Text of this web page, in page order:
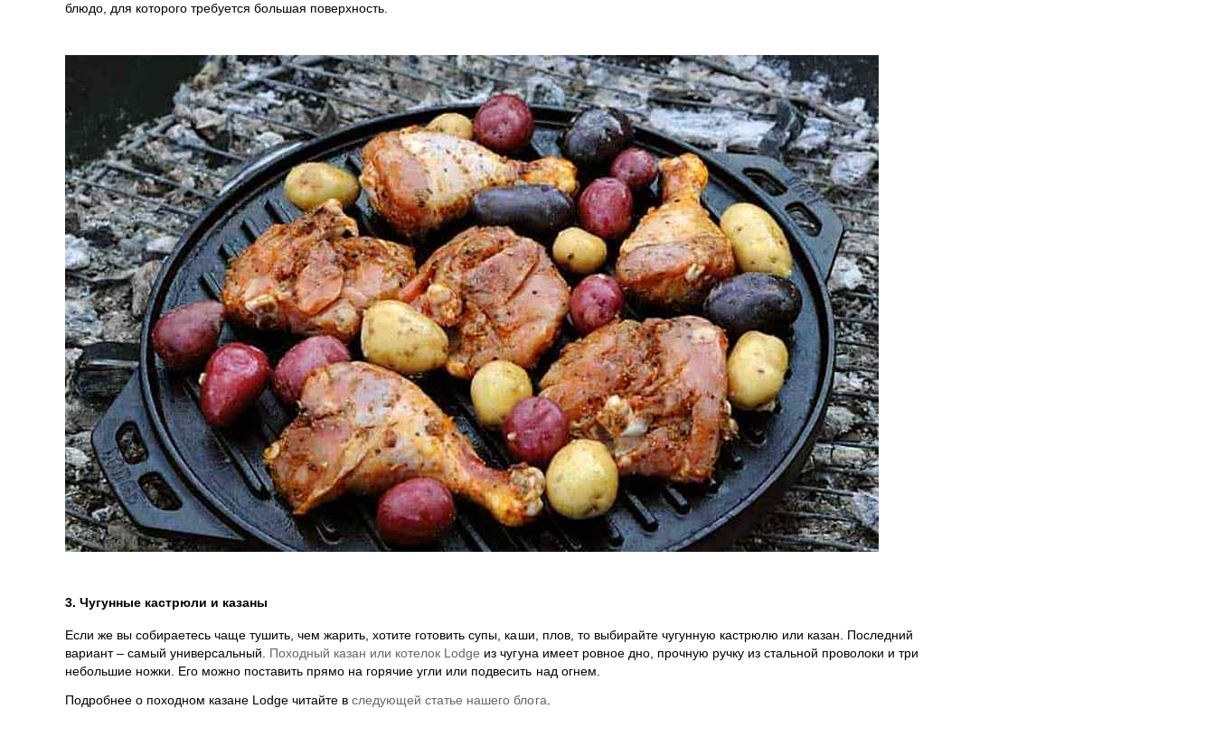
блюдо, для которого требуется большая поверхность.
3. Чугунные кастрюли и казаны
Если же вы собираетесь чаще тушить, чем жарить, хотите готовить супы, каши, плов, то выбирайте чугунную кастрюлю или казан. Последний
вариант – самый универсальный. Походный казан или котелок Lodge из чугуна имеет ровное дно, прочную ручку из стальной проволоки и три
небольшие ножки. Его можно поставить прямо на горячие угли или подвесить над огнем.
Подробнее о походном казане Lodge читайте вследующей статье нашего блога